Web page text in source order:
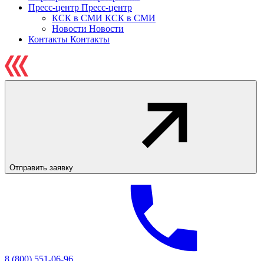
Пресс-центр Пресс-центр
КСК в СМИ КСК в СМИ
Новости Новости
Контакты Контакты
Отправить заявку
8 (800) 551-06-96